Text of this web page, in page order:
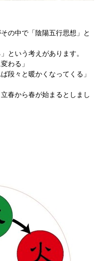
の中で「陰陽五行思想」と
という考えがあります。
わる」
段々と暖かくなってくる」
春から春が始まるとしまし